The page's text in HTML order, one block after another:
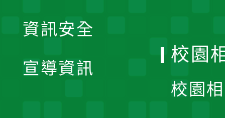
資訊安全
宣導資訊
校園
校園